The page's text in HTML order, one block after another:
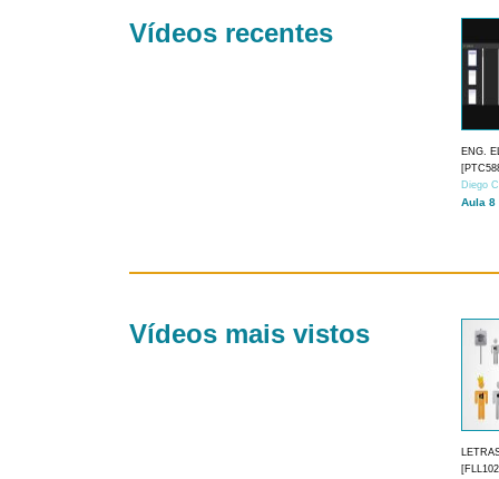
Vídeos recentes
ENG.
Diego
Aula 8
Vídeos mais vistos